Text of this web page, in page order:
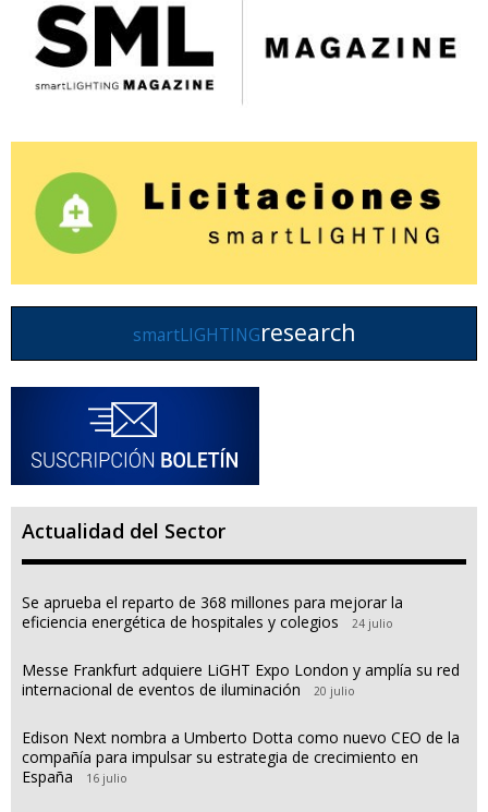
smartLIGHTINGresearch
Actualidad del Sector
Se aprueba el reparto de 368 millones para mejorar la
eficiencia energética de hospitales y colegios
24 julio
Messe Frankfurt adquiere LiGHT Expo London y amplía su red
internacional de eventos de iluminación
20 julio
Edison Next nombra a Umberto Dotta como nuevo CEO de la
compañía para impulsar su estrategia de crecimiento en
España
16 julio